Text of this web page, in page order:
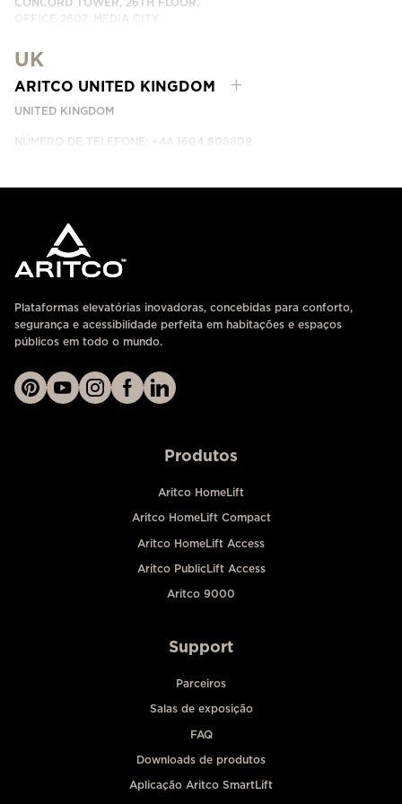
OFFICE 2607, MEDIA CITY
ENTRE EM CONTACTO CONNOSCO
UK
ARITCO UNITED KINGDOM
UNITED KINGDOM
NÚMERO DE TELEFONE: +44 1604 808809
Plataformas elevatórias inovadoras, concebidas para conforto,
segurança e acessibilidade perfeita em habitações e espaços
públicos em todo o mundo.
Produtos
Aritco HomeLift
Aritco HomeLift Compact
Aritco HomeLift Access
Aritco PublicLift Access
Aritco 9000
Support
Parceiros
Salas de exposição
FAQ
Downloads de produtos
Aplicação Aritco SmartLift